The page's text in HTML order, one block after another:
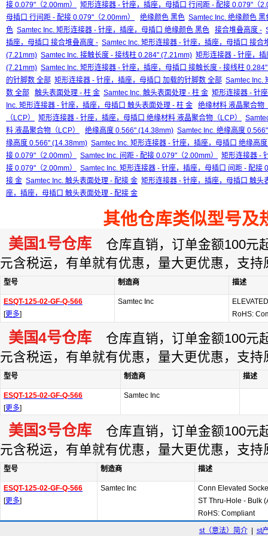
接 0.079"（2.00mm）
矩形连接器 - 针座，插座，母插口 行间距 - 配接 0.079"（
母插口 行间距 - 配接 0.079"（2.00mm）
绝缘颜色 黑色 Samtec Inc. 绝缘颜色 黑
色 Samtec Inc. 矩形连接器 - 针座，插座，母插口 绝缘颜色 黑色 接合堆叠高度 -
插座，母插口 接合堆叠高度 - Samtec Inc. 矩形连接器 - 针座，插座，母插口 接合
(7.21mm) Samtec Inc. 接触长度 - 接线柱 0.284" (7.21mm) 矩形连接器 - 针座，
(7.21mm) Samtec Inc. 矩形连接器 - 针座，插座，母插口 接触长度 - 接线柱
的针脚数 全部 矩形连接器 - 针座，插座，母插口 加载的针脚数 全部 Samtec Inc.
数 全部
触头表面处理 - 柱 金 Samtec Inc. 触头表面处理 - 柱 金 矩形连接器 - 针
Inc. 矩形连接器 - 针座，插座，母插口 触头表面处理 - 柱 金
绝缘材料 液晶聚合物
（LCP）
矩形连接器 - 针座，插座，母插口 绝缘材料 液晶聚合物（LCP）
料 液晶聚合物（LCP）
绝缘高度 0.566" (14.38mm) Samtec Inc. 绝缘高度
缘高度 0.566" (14.38mm) Samtec Inc. 矩形连接器 - 针座，插座，母插口 绝缘高
接 0.079"（2.00mm）
Samtec Inc. 间距 - 配接 0.079"（2.00mm）
矩形连接器 -
接 0.079"（2.00mm）
Samtec Inc. 矩形连接器 - 针座，插座，母插口 间距 - 配接
接 金 Samtec Inc. 触头表面处理 - 配接 金 矩形连接器 - 针座，插座，母插口 触头
座，插座，母插口 触头表面处理 - 配接 金
其他仓库类似型号及
美国1号仓库 仓库直销，订单金额100元
元含税运，有单就有优惠，量大更优惠，支持
型号 制造商 描述
ESQT-125-02-GF-Q-566
[更多]
Samtec Inc
RoHS:
美国4号仓库 仓库直销，订单金额100元
元含税运，有单就有优惠，量大更优惠，支持
型号 制造商 描述
ESQT-125-02-GF-Q-566
[更多]
Samtec Inc
美国3号仓库 仓库直销，订单金额100元
元含税运，有单就有优惠，量大更优惠，支持
型号 制造商 描述
ESQT-125-02-GF-Q-566
[更多]
Samtec Inc
Conn Elevated
ST Thru-Hole - Bulk
RoHS: Compliant
st（意法）简介| st